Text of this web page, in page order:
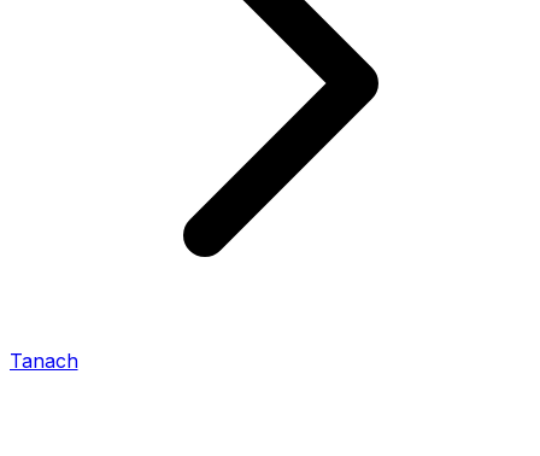
Tanach